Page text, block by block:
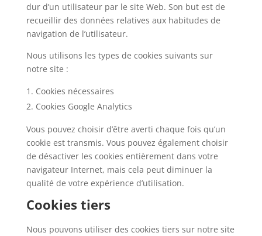
dur d’un utilisateur par le site Web. Son but est de
recueillir des données relatives aux habitudes de
navigation de l’utilisateur.
Nous utilisons les types de cookies suivants sur
notre site :
Cookies nécessaires
Cookies Google Analytics
Vous pouvez choisir d’être averti chaque fois qu’un
cookie est transmis. Vous pouvez également choisir
de désactiver les cookies entièrement dans votre
navigateur Internet, mais cela peut diminuer la
qualité de votre expérience d’utilisation.
Cookies tiers
Nous pouvons utiliser des cookies tiers sur notre site